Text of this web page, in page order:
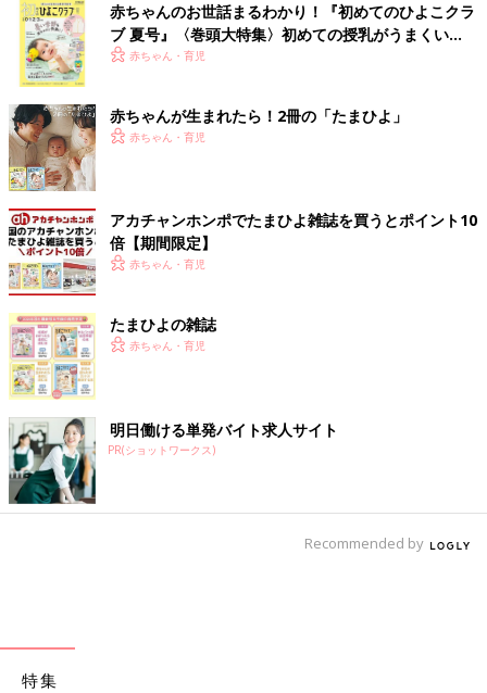
赤ちゃんのお世話まるわかり！『初めてのひよこクラ
ブ 夏号』〈巻頭大特集〉初めての授乳がうまくい
く！ おっぱい・ミルクの基本と夏のトラブル 解決テ
赤ちゃん・育児
赤ちゃんが生まれたら！2冊の「たまひよ」
赤ちゃん・育児
アカチャンホンポでたまひよ雑誌を買うとポイント10
倍【期間限定】
赤ちゃん・育児
たまひよの雑誌
赤ちゃん・育児
明日働ける単発バイト求人サイト
PR(ショットワークス)
Recommended by
特集